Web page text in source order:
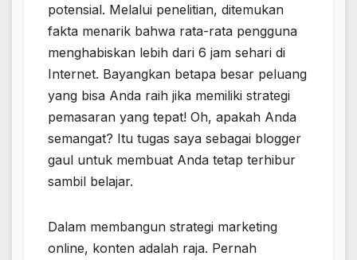
potensial. Melalui penelitian, ditemukan
fakta menarik bahwa rata-rata pengguna
menghabiskan lebih dari 6 jam sehari di
Internet. Bayangkan betapa besar peluang
yang bisa Anda raih jika memiliki strategi
pemasaran yang tepat! Oh, apakah Anda
semangat? Itu tugas saya sebagai blogger
gaul untuk membuat Anda tetap terhibur
sambil belajar.
Dalam membangun strategi marketing
online, konten adalah raja. Pernah